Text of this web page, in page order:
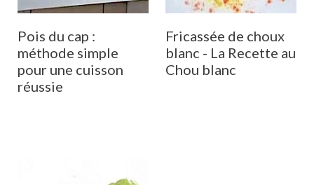
Pois du cap :
méthode simple
pour une cuisson
réussie
Fricassée de choux
blanc - La Recette au
Chou blanc